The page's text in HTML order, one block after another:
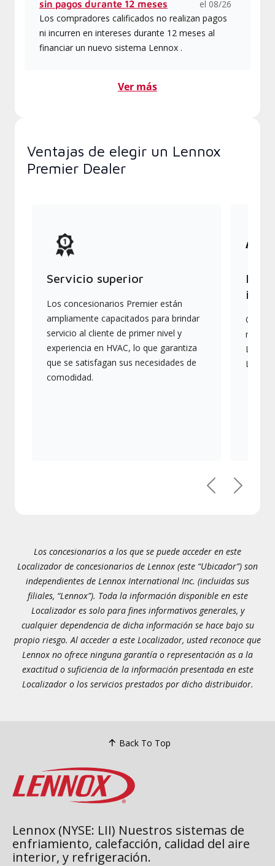
sin pagos durante 12 meses
el 08/26
Los compradores calificados no realizan pagos
ni incurren en intereses durante 12 meses al
financiar un nuevo sistema Lennox .
Ver más
Ventajas de elegir un Lennox
Premier Dealer
Servicio superior
Los concesionarios Premier están
ampliamente capacitados para brindar
servicio al cliente de primer nivel y
experiencia en HVAC, lo que garantiza
que se satisfagan sus necesidades de
comodidad.
más
PreviousNext
Los concesionarios a los que se puede acceder en este
Localizador de concesionarios de Lennox (este “Ubicador”) son
independientes de Lennox International Inc. (incluidas sus
filiales, “Lennox”). Toda la información disponible en este
Localizador es solo para fines informativos generales, y
cualquier dependencia de dicha información se hace bajo su
propio riesgo. Al acceder a este Localizador, usted reconoce que
Lennox no ofrece ninguna garantía o representación as a la
exactitud o suficiencia de la información presentada en este
Localizador o los servicios prestados por dicho distribuidor.
Back To Top
Lennox (NYSE: LII) Nuestros sistemas de
enfriamiento, calefacción, calidad del aire
interior, y refrigeración.